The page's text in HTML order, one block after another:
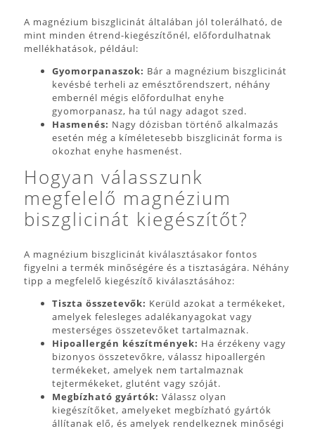
A magnézium biszglicinát általában jól tolerálható, de
mint minden étrend-kiegészítőnél, előfordulhatnak
mellékhatások, például:
Gyomorpanaszok: Bár a magnézium biszglicinát
kevésbé terheli az emésztőrendszert, néhány
embernél mégis előfordulhat enyhe
gyomorpanasz, ha túl nagy adagot szed.
Hasmenés: Nagy dózisban történő alkalmazás
esetén még a kíméletesebb biszglicinát forma is
okozhat enyhe hasmenést.
Hogyan válasszunk
megfelelő magnézium
biszglicinát kiegészítőt?
A magnézium biszglicinát kiválasztásakor fontos
figyelni a termék minőségére és a tisztaságára. Néhány
tipp a megfelelő kiegészítő kiválasztásához:
Tiszta összetevők: Kerüld azokat a termékeket,
amelyek felesleges adalékanyagokat vagy
mesterséges összetevőket tartalmaznak.
Hipoallergén készítmények: Ha érzékeny vagy
bizonyos összetevőkre, válassz hipoallergén
termékeket, amelyek nem tartalmaznak
tejtermékeket, glutént vagy szóját.
Megbízható gyártók: Válassz olyan
kiegészítőket, amelyeket megbízható gyártók
állítanak elő, és amelyek rendelkeznek minőségi